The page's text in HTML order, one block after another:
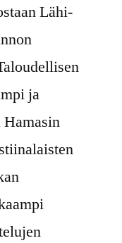
Lähi-
ja